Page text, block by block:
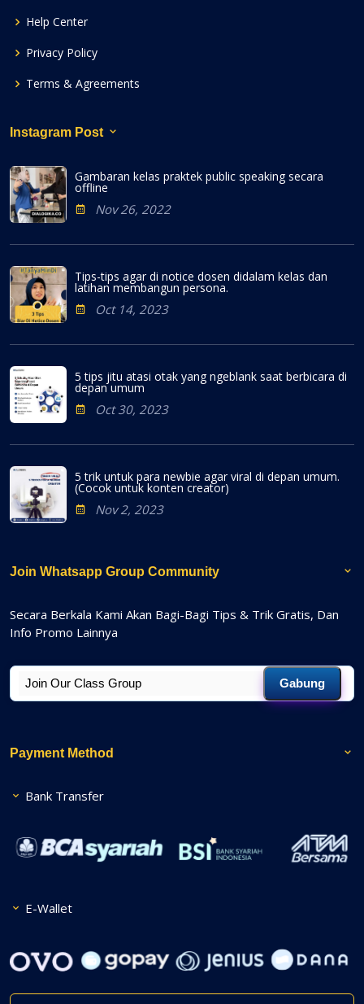
Help Center
Privacy Policy
Terms & Agreements
Instagram Post
Gambaran kelas praktek public speaking secara
offline
Nov 26, 2022
Tips-tips agar di notice dosen didalam kelas dan
latihan membangun persona.
Oct 14, 2023
5 tips jitu atasi otak yang ngeblank saat berbicara di
depan umum
Oct 30, 2023
5 trik untuk para newbie agar viral di depan umum.
(Cocok untuk konten creator)
Nov 2, 2023
Join Whatsapp Group Community
Secara Berkala Kami Akan Bagi-Bagi Tips & Trik Gratis, Dan
Info Promo Lainnya
Gabung
Payment Method
Bank Transfer
E-Wallet